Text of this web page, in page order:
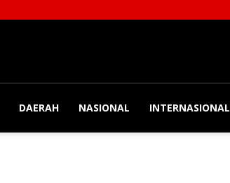
DAERAH NASIONAL INTERNASIONAL